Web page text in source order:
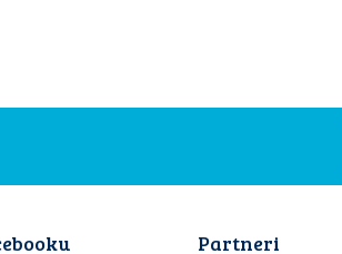
Partneri